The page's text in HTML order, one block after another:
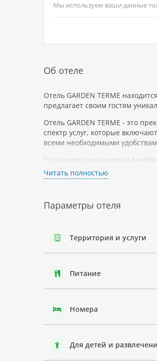
Мы используем ваши данные
Об отеле
Отель GARDEN TERME
предлагает своим гостям
Отель GARDEN TERME - это
спектр услуг, которые
всеми необходимыми
Гости могут насладиться
могут поплавать в бассейне
мероприятий в своих
Читать полностью
Параметры отеля
Территория и услуги
Питание
Номера
Для детей и